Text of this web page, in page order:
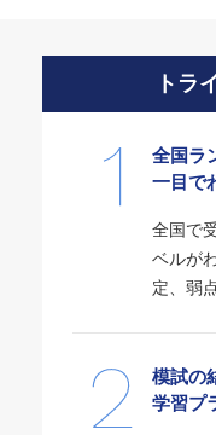
トラ
全国ラ
一目で
全国で
ベルが
定、弱
模試の
学習プ